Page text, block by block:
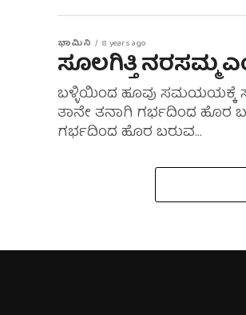
ಭಾಮಿನಿ 8 years ago
ಸೂಲಗಿತ್ತಿ ನರಸಮ್ಮ
ಬಳ್ಳಿಯಿಂದ ಹೂವು ಸಮಯಯಕ್ಕೆ
ತಾನೇ ತನಾಗಿ ಗರ್ಭದಿಂದ ಹೊರ
ಗರ್ಭದಿಂದ ಹೊರ ಬರುವ...